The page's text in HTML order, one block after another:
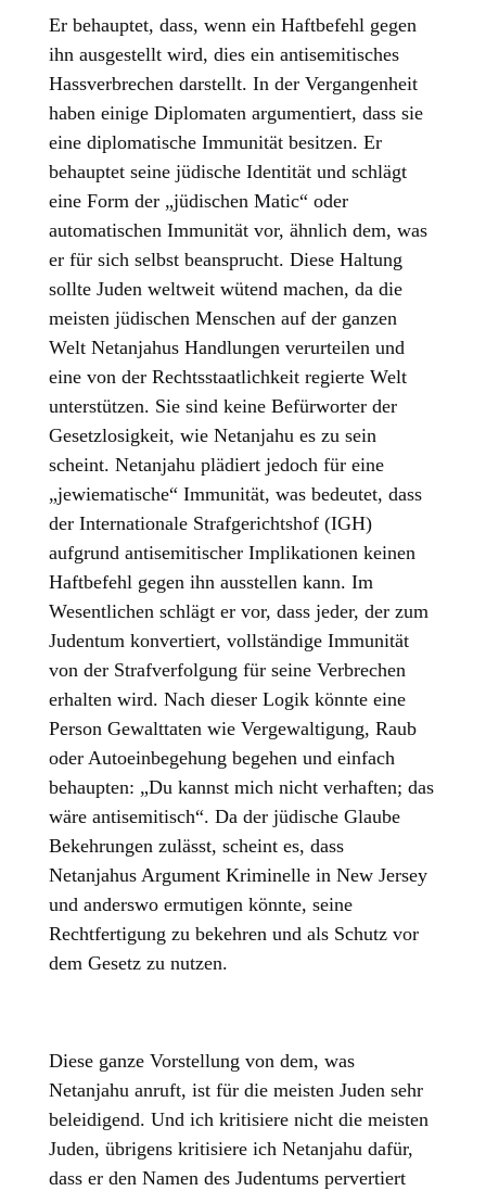
Er behauptet, dass, wenn ein Haftbefehl gegen
ihn ausgestellt wird, dies ein antisemitisches
Hassverbrechen darstellt. In der Vergangenheit
haben einige Diplomaten argumentiert, dass sie
eine diplomatische Immunität besitzen. Er
behauptet seine jüdische Identität und schlägt
eine Form der „jüdischen Matic“ oder
automatischen Immunität vor, ähnlich dem, was
er für sich selbst beansprucht. Diese Haltung
sollte Juden weltweit wütend machen, da die
meisten jüdischen Menschen auf der ganzen
Welt Netanjahus Handlungen verurteilen und
eine von der Rechtsstaatlichkeit regierte Welt
unterstützen. Sie sind keine Befürworter der
Gesetzlosigkeit, wie Netanjahu es zu sein
scheint. Netanjahu plädiert jedoch für eine
„jewiematische“ Immunität, was bedeutet, dass
der Internationale Strafgerichtshof (IGH)
aufgrund antisemitischer Implikationen keinen
Haftbefehl gegen ihn ausstellen kann. Im
Wesentlichen schlägt er vor, dass jeder, der zum
Judentum konvertiert, vollständige Immunität
von der Strafverfolgung für seine Verbrechen
erhalten wird. Nach dieser Logik könnte eine
Person Gewalttaten wie Vergewaltigung, Raub
oder Autoeinbegehung begehen und einfach
behaupten: „Du kannst mich nicht verhaften; das
wäre antisemitisch“. Da der jüdische Glaube
Bekehrungen zulässt, scheint es, dass
Netanjahus Argument Kriminelle in New Jersey
und anderswo ermutigen könnte, seine
Rechtfertigung zu bekehren und als Schutz vor
dem Gesetz zu nutzen.
Diese ganze Vorstellung von dem, was
Netanjahu anruft, ist für die meisten Juden sehr
beleidigend. Und ich kritisiere nicht die meisten
Juden, übrigens kritisiere ich Netanjahu dafür,
dass er den Namen des Judentums pervertiert